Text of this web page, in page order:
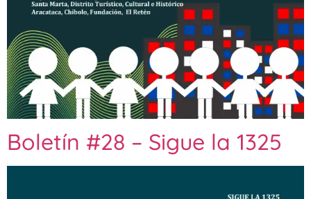
Boletín #28 – Sigue la 1325